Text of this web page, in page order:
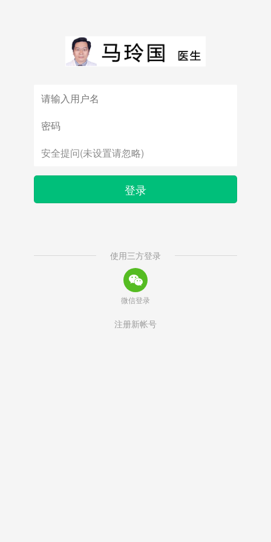
登录
使用三方登录
微信登录
注册新帐号